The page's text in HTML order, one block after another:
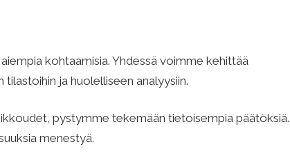
kohtaamisia. Yhdessä voimme kehittää
ja huolelliseen analyysiin.
pystymme tekemään tietoisempia päätöksiä.
menestyä.